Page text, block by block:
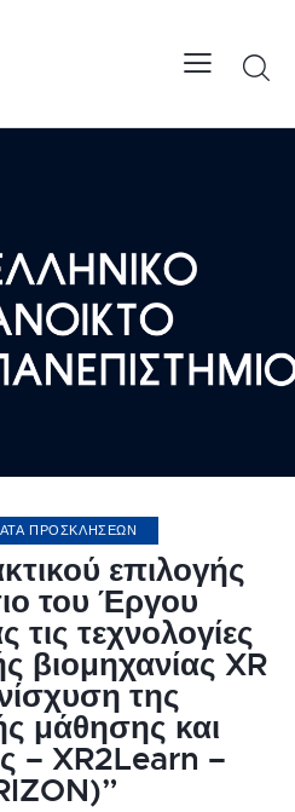
ΠΡΟΣΚΛΗΣΕΩΝ
επιλογής
του Έργου
τις τεχνολογίες
βιομηχανίας XR
της
μάθησης και
– XR2Learn –